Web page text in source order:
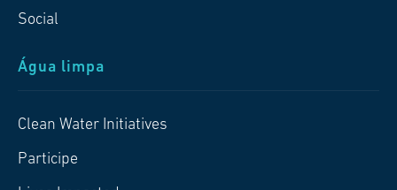
Social
Água limpa
Clean Water Initiatives
Participe